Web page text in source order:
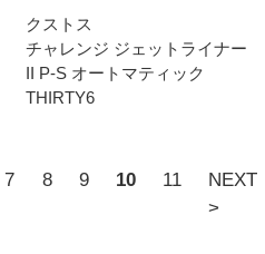
クストス
チャレンジ ジェットライナー
II P-S オートマティック
THIRTY6
7 8 9 10 11
NEXT
>